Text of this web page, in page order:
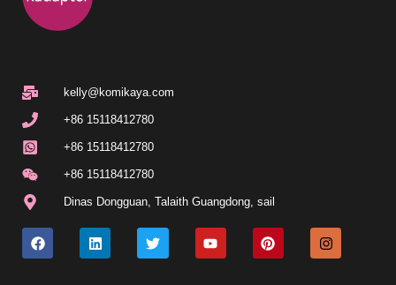
kelly@komikaya.com
+86 15118412780
+86 15118412780
+86 15118412780
Dinas Dongguan, Talaith Guangdong, sail